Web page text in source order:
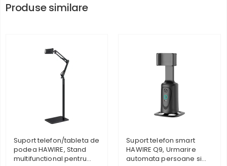
Produse similare
Suport telefon/tableta de
podea HAWIRE, Stand
multifunctional pentru
Suport telefon smart
HAWIRE Q9, Urmarire
automata persoane si